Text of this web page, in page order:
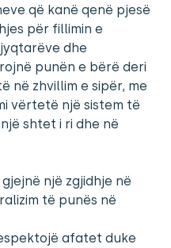
që kanë qenë pjesë
për fillimin e
dhe
punën e bërë deri
në zhvillim e sipër, me
vërtetë një sistem të
shtet i ri dhe në
një zgjidhje në
të punës në
afatet duke